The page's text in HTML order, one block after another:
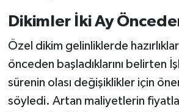
Dikimler İki Ay
Özel dikim gelinliklerde
önceden başladıklarını belirten
sürenin olası değişiklikler için
söyledi. Artan maliyetlerin